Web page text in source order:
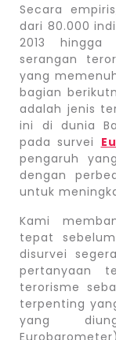
Secara
dari 80.000
2013 hingga
serangan
yang
bagian
adalah jenis
ini di dunia
pada survei
pengaruh
dengan
untuk
Kami
tepat
disurvei
pertanyaan
terorisme
terpenting
yang